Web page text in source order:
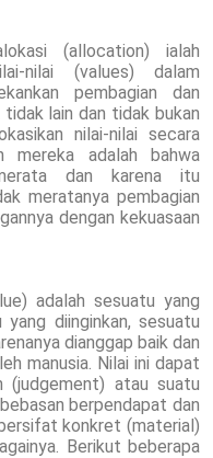
(allocation) ialah
nilai (values) dalam
pembagian dan
lain dan tidak bukan
nilai-nilai secara
mereka adalah bahwa
dan karena itu
meratanya pembagian
dengan kekuasaan
adalah sesuatu yang
diinginkan, sesuatu
dianggap baik dan
manusia. Nilai ini dapat
(judgement) atau suatu
berpendapat dan
konkret (material)
Berikut beberapa